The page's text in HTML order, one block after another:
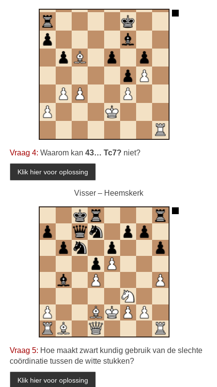
Vraag 4: Waarom kan 43… Tc7? niet?
Visser – Heemskerk
Vraag 5: Hoe maakt zwart kundig gebruik van de slechte
coördinatie tussen de witte stukken?